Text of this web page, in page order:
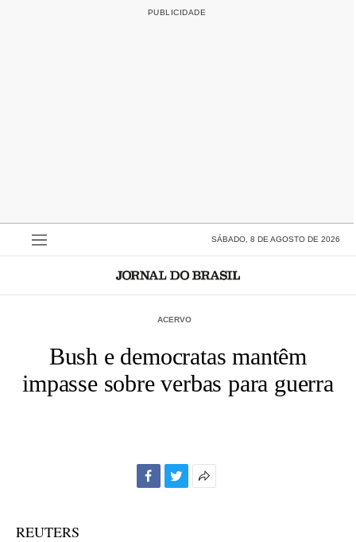
SÁBADO, 8 DE AGOSTO DE 2026
ACERVO
Bush e democratas mantêm
impasse sobre verbas para guerra
REUTERS